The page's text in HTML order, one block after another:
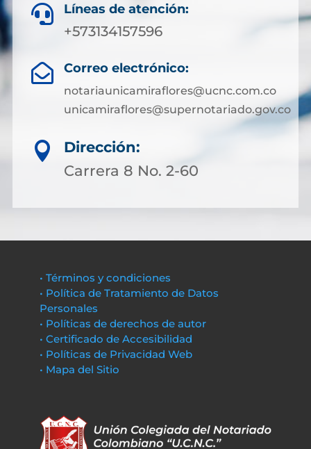
 Líneas de atención:
+573134157596
 Correo electrónico:
notariaunicamiraflores@ucnc.com.co
unicamiraflores@supernotariado.gov.co

Dirección:
Carrera 8 No. 2-60
• Términos y condiciones
• Política de Tratamiento de Datos
Personales
• Políticas de derechos de autor
• Certificado de Accesibilidad
• Políticas de Privacidad Web
• Mapa del Sitio